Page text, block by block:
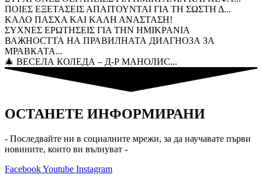
ΠΟΙΕΣ ΕΞΕΤΑΣΕΙΣ ΑΠΑΙΤΟΥΝΤΑΙ ΓΙΑ ΤΗ ΣΩΣΤΗ Δ...
ΚΑΛΟ ΠΑΣΧΑ ΚΑΙ ΚΑΛΗ ΑΝΑΣΤΑΣΗ!
ΣΥΧΝΕΣ ΕΡΩΤΗΣΕΙΣ ΓΙΑ ΤΗΝ ΗΜΙΚΡΑΝΙΑ
ВАЖНОСТТА НА ПРАВИЛНАТА ДИАГНОЗА ЗА
МРАВКАТА...
🎄 ВЕСЕЛА КОЛЕДА – Д-Р МАНОЛИС...
ОСТАНЕТЕ ИНФОРМИРАНИ
- Последвайте ни в социалните мрежи, за да научавате първи
новините, които ви вълнуват -
FacebookYoutube Instagram